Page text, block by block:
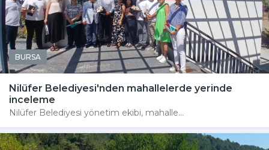
BURSA
Nilüfer Belediyesi'nden mahallelerde yerinde
inceleme
Nilüfer Belediyesi yönetim ekibi, mahalle...